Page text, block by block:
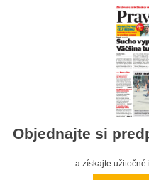
Objednajte si
a získajte užitočné